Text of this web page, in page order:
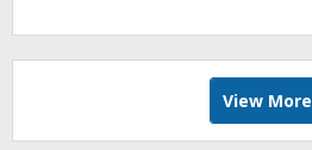
Kakam Hargo Rejo…?
View More